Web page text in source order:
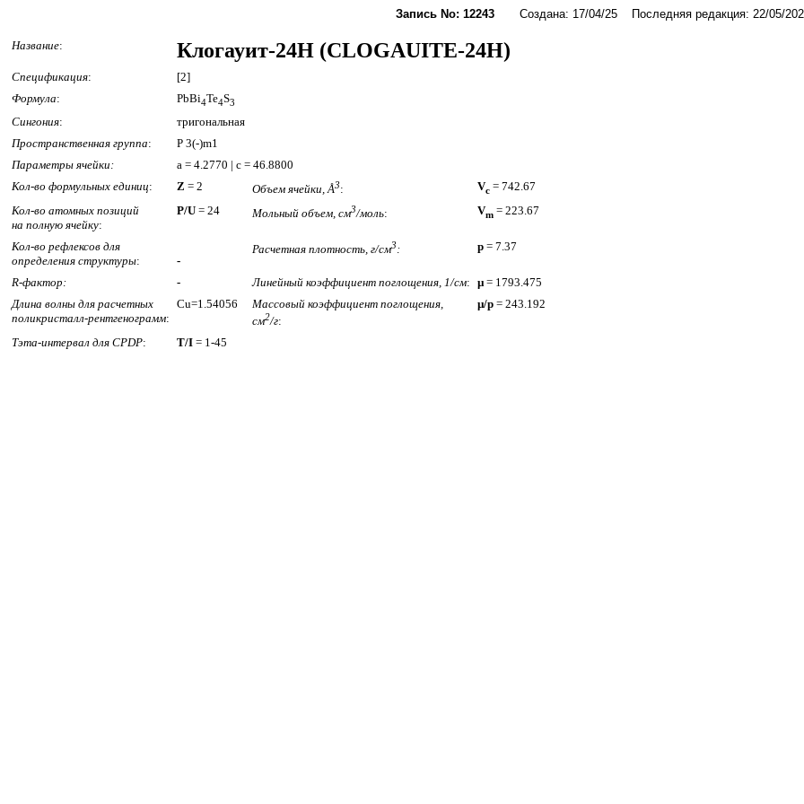
Запись No: 12243 Создана: 17/04/25 Последняя редакция: 22/05/
Название: Клогауит-24H (CLOGAUITE-24H)
Спецификация:
[2]
Формула: PbBi4Te4S3
Сингония:
тригональная
Пространственная группа:
P 3(-)m1
Параметры ячейки:
a = 4.2770 | c = 46.8800
Кол-во формульных единиц: Z = 2 Объем ячейки, Å3: Vc = 742.67
Кол-во атомных позиций
на полную ячейку:
P/U = 24 Мольный объем, см3/моль: Vm = 223.67
Кол-во рефлексов для
определения структуры: -
Расчетная плотность, г/см3: p = 7.37
R-фактор: - Линейный коэффициент поглощения, 1/см: µ= 1793.475
Длина волны для расчетных
поликристалл-рентгенограмм:
Cu=1.54056
Массовый коэффициент поглощения,
см2/г:
µ/p = 243.192
Тэта-интервал для CPDP: T/I = 1-45